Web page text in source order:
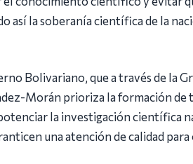
así la soberanía científica de la
Bolivariano, que a través de la
Morán prioriza la formación de
la investigación científica
una atención de calidad